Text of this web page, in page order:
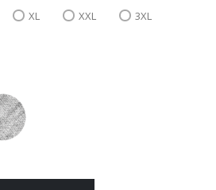
XL XXL
3XL